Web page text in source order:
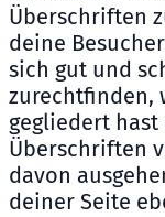
Überschriften
deine
sich gut und
zurechtfinden,
gegliedert hast
Überschriften
davon
deiner Seite